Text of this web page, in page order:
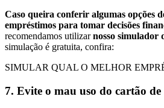
Caso queira conferir algumas opções
empréstimos para tomar decisões
recomendamos utilizarnosso simulador
simulação é gratuita, confira:
SIMULAR QUAL O MELHOR
7. Evite o mau uso do cartão de